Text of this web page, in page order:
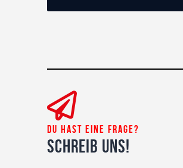
Du hast eine Frage?
Schreib uns!